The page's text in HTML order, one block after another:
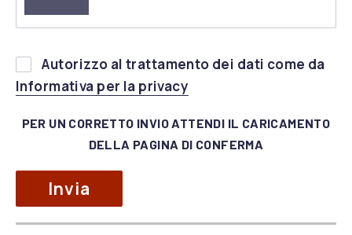
prega
di
vuoto
campo.
Autorizzo al trattamento dei dati come da
Informativa per la privacy
PER UN CORRETTO INVIO ATTENDI IL CARICAMENTO
DELLA PAGINA DI CONFERMA